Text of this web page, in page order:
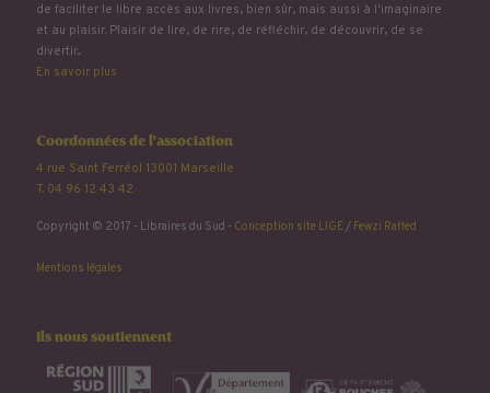
de faciliter le libre accès aux livres, bien sûr, mais aussi à l'imaginaire
et au plaisir. Plaisir de lire, de rire, de réfléchir, de découvrir, de se
divertir...
En savoir plus
Coordonnées de l'association
4 rue Saint Ferréol 13001 Marseille
T. 04 96 12 43 42
Copyright © 2017 - Libraires du Sud - Conception site LIGE/ Fewzi Raffed
Mentions légales
Ils nous soutiennent